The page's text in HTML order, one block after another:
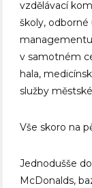
vzdělávací
školy, odborné
v samotném
hala,
služby
Vše skoro na
Jednodušše
McDonalds,